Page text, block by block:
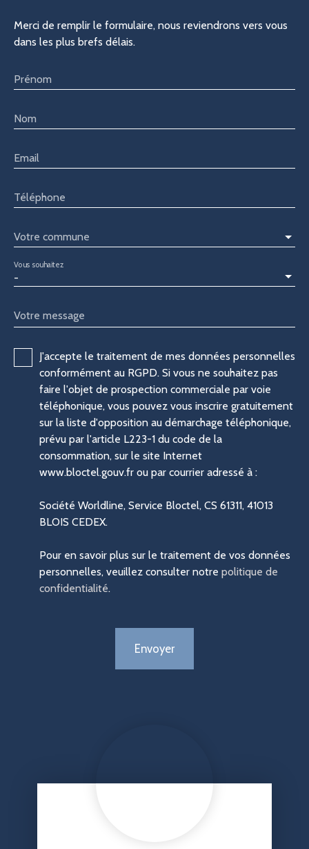
Merci de remplir le formulaire, nous reviendrons vers vous
dans les plus brefs délais.
Prénom
Nom
Email
Téléphone
Votre commune
-
Vous souhaitez
Votre message
J'accepte le traitement de mes données personnelles
conformément au RGPD. Si vous ne souhaitez pas
faire l'objet de prospection commerciale par voie
téléphonique, vous pouvez vous inscrire gratuitement
sur la liste d'opposition au démarchage téléphonique,
prévu par l'article L223-1 du code de la
consommation, sur le site Internet
www.bloctel.gouv.fr ou par courrier adressé à :
Société Worldline, Service Bloctel, CS 61311, 41013
BLOIS CEDEX.
Pour en savoir plus sur le traitement de vos données
personnelles, veuillez consulter notre politique de
confidentialité.
Envoyer